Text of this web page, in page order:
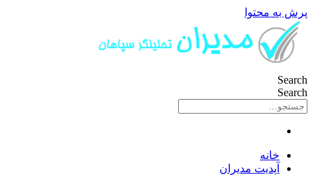
پرش به محتوا
Search
Search
خانه
آپدیت مدیران